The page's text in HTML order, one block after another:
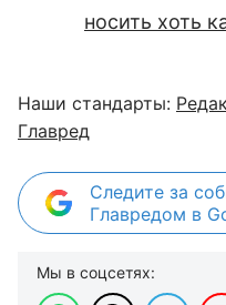
носить хоть
Наши стандарты:
Главред
Следите за
Главредом в
Мы в соцсетях: